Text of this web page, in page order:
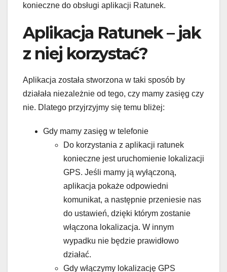
konieczne do obsługi aplikacji Ratunek.
Aplikacja Ratunek – jak
z niej korzystać?
Aplikacja została stworzona w taki sposób by
działała niezależnie od tego, czy mamy zasięg czy
nie. Dlatego przyjrzyjmy się temu bliżej:
Gdy mamy zasięg w telefonie
Do korzystania z aplikacji ratunek
konieczne jest uruchomienie lokalizacji
GPS. Jeśli mamy ją wyłączoną,
aplikacja pokaże odpowiedni
komunikat, a następnie przeniesie nas
do ustawień, dzięki którym zostanie
włączona lokalizacja. W innym
wypadku nie będzie prawidłowo
działać.
Gdy włączymy lokalizację GPS